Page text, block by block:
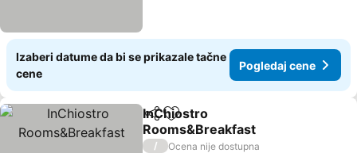
Izaberi datume da bi se prikazale tačne
cene
Pogledaj cene
Deli Dodati u favorite
InChiostro
Rooms&Breakfast
/
Ocena nije dostupna